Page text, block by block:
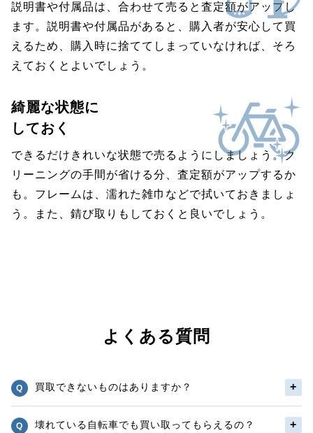
説明書や付属品は、合わせて売ると査定額がアップし
ます。説明書や付属品があると、購入者が安心して買
えるため、購入時に捨ててしまっていなければ、そろ
えておくとよいでしょう。
綺麗な状態に
しておく
できるだけきれいな状態で売るようにしましょう。ク
リーニングの手間が省ける分、査定額がアップするか
も。フレームは、濡れた雑巾などで拭いておきましょ
う。また、錆び取りもしておくと良いでしょう。
よくある質問
買取できないものはありますか？
壊れている自転車でも買い取ってもらえるの？